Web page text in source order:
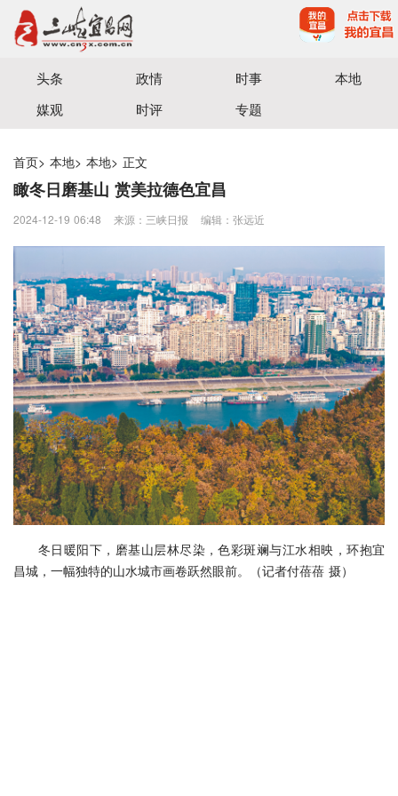
宜昌三峡融媒体中心主办
头条 政情 时事
本地
媒观
时评 专题
首页> 本地> 本地> 正文
瞰冬日磨基山 赏美拉德色宜昌
2024-12-19 06:48 来源：三峡日报 编辑：张远近
冬日暖阳下，磨基山层林尽染，色彩斑斓与江水相映，环抱宜
昌城，一幅独特的山水城市画卷跃然眼前。（记者付蓓蓓 摄）